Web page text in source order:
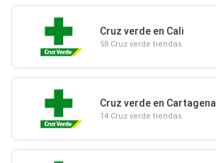
Cruz verde en Cali
58 Cruz verde tiendas
Cruz verde en Cartagena
14 Cruz verde tiendas